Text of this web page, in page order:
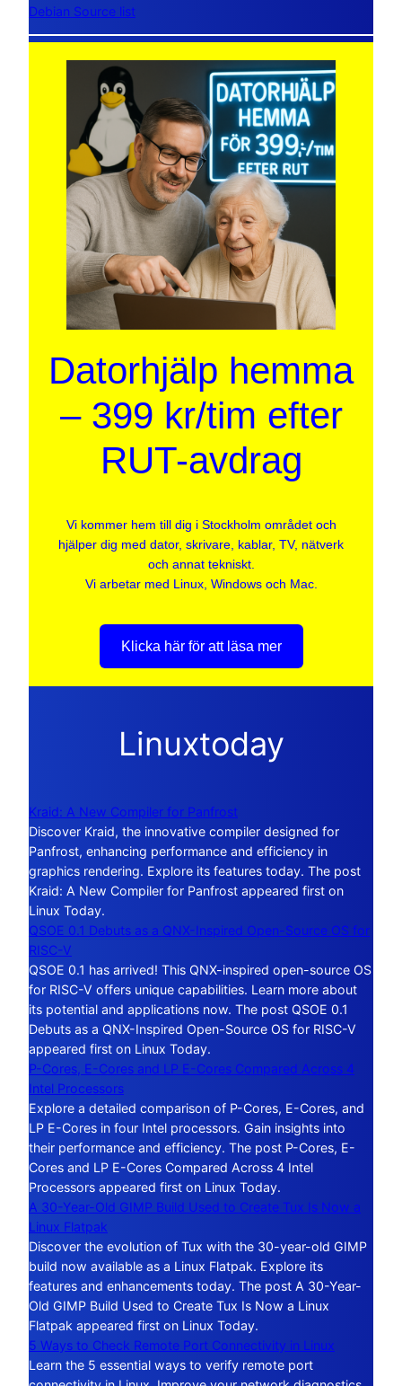
Debian Source list
Datorhjälp hemma
– 399 kr/tim efter
RUT-avdrag
Vi kommer hem till dig i Stockholm området och
hjälper dig med dator, skrivare, kablar, TV, nätverk
och annat tekniskt.
Vi arbetar med Linux, Windows och Mac.
Klicka här för att läsa mer
Linuxtoday
Kraid: A New Compiler for Panfrost
Discover Kraid, the innovative compiler designed for
Panfrost, enhancing performance and efficiency in
graphics rendering. Explore its features today. The post
Kraid: A New Compiler for Panfrost appeared first on
Linux Today.
QSOE 0.1 Debuts as a QNX-Inspired Open-Source OS for
RISC-V
QSOE 0.1 has arrived! This QNX-inspired open-source OS
for RISC-V offers unique capabilities. Learn more about
its potential and applications now. The post QSOE 0.1
Debuts as a QNX-Inspired Open-Source OS for RISC-V
appeared first on Linux Today.
P-Cores, E-Cores and LP E-Cores Compared Across 4
Intel Processors
Explore a detailed comparison of P-Cores, E-Cores, and
LP E-Cores in four Intel processors. Gain insights into
their performance and efficiency. The post P-Cores, E-
Cores and LP E-Cores Compared Across 4 Intel
Processors appeared first on Linux Today.
A 30-Year-Old GIMP Build Used to Create Tux Is Now a
Linux Flatpak
Discover the evolution of Tux with the 30-year-old GIMP
build now available as a Linux Flatpak. Explore its
features and enhancements today. The post A 30-Year-
Old GIMP Build Used to Create Tux Is Now a Linux
Flatpak appeared first on Linux Today.
5 Ways to Check Remote Port Connectivity in Linux
Learn the 5 essential ways to verify remote port